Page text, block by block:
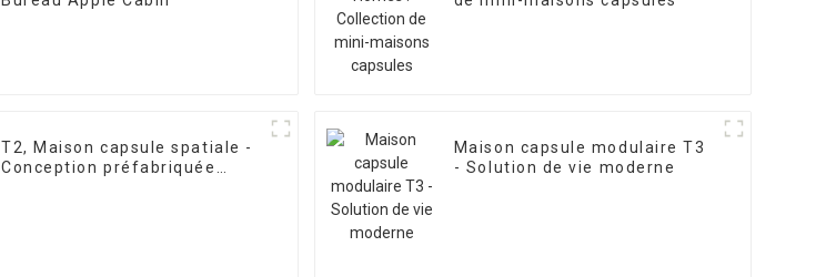
T2, Maison capsule spatiale -
Conception préfabriquée
Maison capsule modulaire T3
- Solution de vie moderne